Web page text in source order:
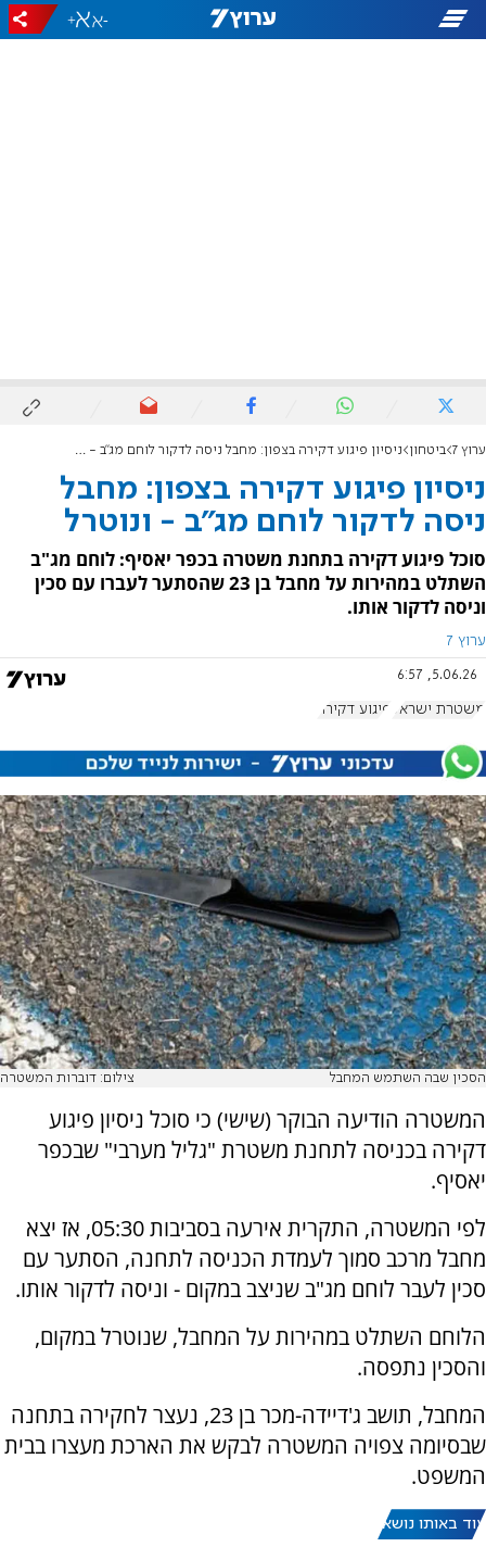
-
+
ערוץ 7 ביטחון ניסיון פיגוע דקירה בצפון: מחבל ניסה לדקור לוחם מג"ב - ונוטרל
ניסיון פיגוע דקירה בצפון: מחבל
ניסה לדקור לוחם מג"ב - ונוטרל
סוכל פיגוע דקירה בתחנת משטרה בכפר יאסיף: לוחם מג"ב
השתלט במהירות על מחבל בן 23 שהסתער לעברו עם סכין
וניסה לדקור אותו.
ערוץ 7
5.06.26, 6:57
משטרת ישראל פיגוע דקירה
הסכין שבה השתמש המחבל צילום: דוברות המשטרה
המשטרה הודיעה הבוקר (שישי) כי סוכל ניסיון פיגוע
דקירה בכניסה לתחנת משטרת "גליל מערבי" שבכפר
יאסיף.
לפי המשטרה, התקרית אירעה בסביבות 05:30, אז יצא
מחבל מרכב סמוך לעמדת הכניסה לתחנה, הסתער עם
סכין לעבר לוחם מג"ב שניצב במקום - וניסה לדקור אותו.
הלוחם השתלט במהירות על המחבל, שנוטרל במקום,
והסכין נתפסה.
המחבל, תושב ג'דיידה-מכר בן 23, נעצר לחקירה בתחנה
שבסיומה צפויה המשטרה לבקש את הארכת מעצרו בבית
המשפט.
עוד באותו נושא: